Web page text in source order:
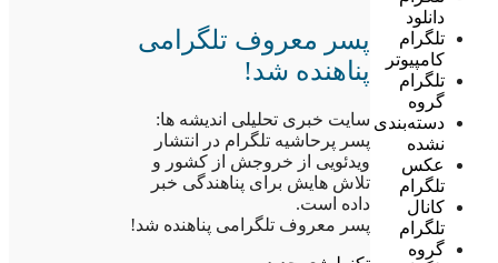
دانلود
تلگرام
کامپیوتر
تلگرام
گروه
دسته‌بندی
نشده
عکس
تلگرام
کانال
تلگرام
گروه
پسر معروف تلگرامی
پناهنده شد!
سایت خبری تحلیلی اندیشه ها:
پسر پرحاشیه تلگرام در انتشار
ویدئویی از خروجش از کشور و
تلاش هایش برای پناهندگی خبر
داده است.
پسر معروف تلگرامی پناهنده شد!